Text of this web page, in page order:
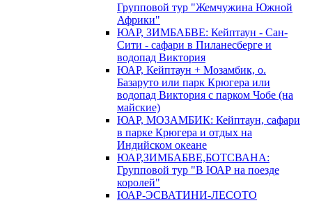
Групповой тур "Жемчужина Южной
Африки"
ЮАР, ЗИМБАБВЕ: Кейптаун - Сан-
Сити - сафари в Пиланесберге и
водопад Виктория
ЮАР, Кейптаун + Мозамбик, о.
Базаруто или парк Крюгера или
водопад Виктория с парком Чобе (на
майские)
ЮАР, МОЗАМБИК: Кейптаун, сафари
в парке Крюгера и отдых на
Индийском океане
ЮАР,ЗИМБАБВЕ,БОТСВАНА:
Групповой тур "В ЮАР на поезде
королей"
ЮАР-ЭСВАТИНИ-ЛЕСОТО